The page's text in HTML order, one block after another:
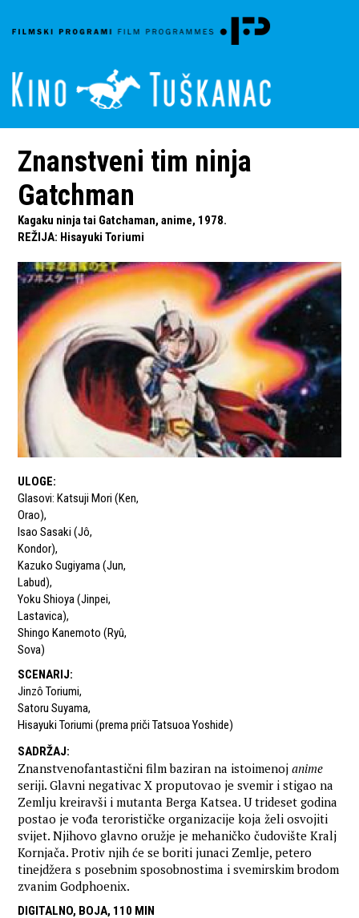
Znanstveni tim ninja
Gatchman
Kagaku ninja tai Gatchaman, anime, 1978.
REŽIJA: Hisayuki Toriumi
ULOGE:
Glasovi: Katsuji Mori (Ken,
Orao),
Isao Sasaki (Jô,
Kondor),
Kazuko Sugiyama (Jun,
Labud),
Yoku Shioya (Jinpei,
Lastavica),
Shingo Kanemoto (Ryû,
Sova)
SCENARIJ:
Jinzô Toriumi,
Satoru Suyama,
Hisayuki Toriumi (prema priči Tatsuoa Yoshide)
SADRŽAJ:
Znanstvenofantastični film baziran na istoimenojanime
seriji. Glavni negativac X proputovao je svemir i stigao na
Zemlju kreiravši i mutanta Berga Katsea. U trideset godina
postao je vođa terorističke organizacije koja želi osvojiti
svijet. Njihovo glavno oružje je mehaničko čudovište Kralj
Kornjača. Protiv njih će se boriti junaci Zemlje, petero
tinejdžera s posebnim sposobnostima i svemirskim brodom
zvanim Godphoenix.
DIGITALNO, BOJA, 110 MIN